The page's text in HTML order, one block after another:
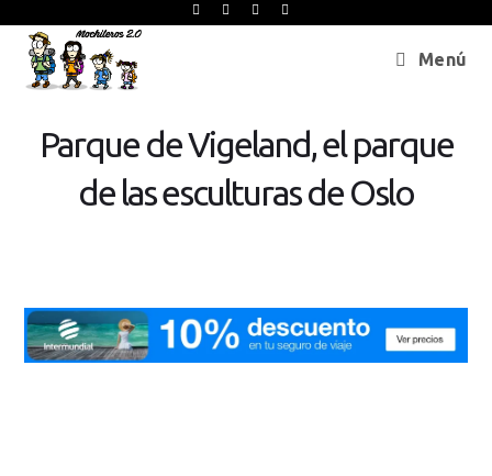
Menú
Parque de Vigeland, el parque
de las esculturas de Oslo